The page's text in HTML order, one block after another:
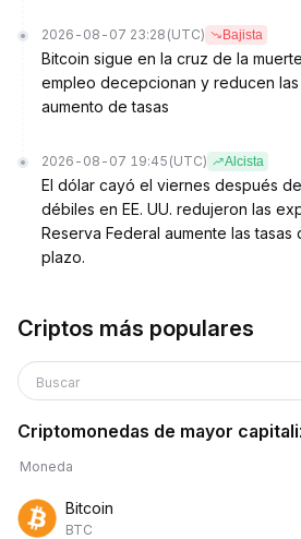
2026-08-07 23:28 (UTC) Bajista
Bitcoin sigue en la cruz de la
empleo decepcionan y reducen
aumento de tasas
2026-08-07 19:45 (UTC) Alcista
El dólar cayó el viernes después
débiles en EE. UU. redujeron las
Reserva Federal aumente las
plazo.
Criptos más populares
Buscar
Criptomonedas de mayor
Moneda
Bitcoin
BTC